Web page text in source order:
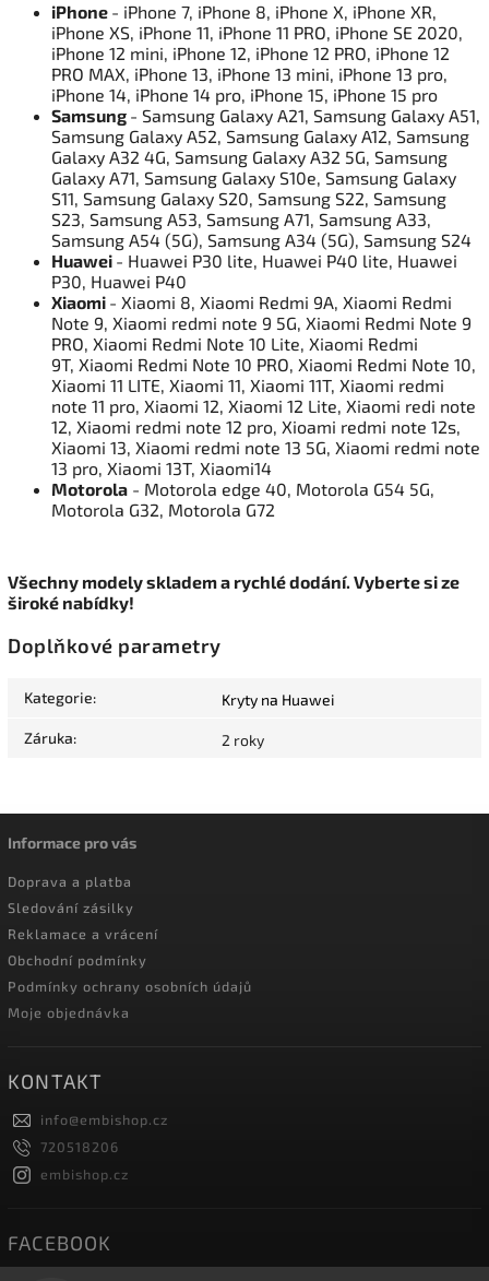
iPhone - iPhone 7, iPhone 8, iPhone X, iPhone XR,
iPhone XS, iPhone 11, iPhone 11 PRO, iPhone SE 2020,
iPhone 12 mini, iPhone 12, iPhone 12 PRO, iPhone 12
PRO MAX, iPhone 13, iPhone 13 mini, iPhone 13 pro,
iPhone 14, iPhone 14 pro, iPhone 15, iPhone 15 pro
Samsung - Samsung Galaxy A21, Samsung Galaxy A51,
Samsung Galaxy A52, Samsung Galaxy A12, Samsung
Galaxy A32 4G, Samsung Galaxy A32 5G, Samsung
Galaxy A71, Samsung Galaxy S10e, Samsung Galaxy
S11, Samsung Galaxy S20, Samsung S22, Samsung
S23, Samsung A53, Samsung A71, Samsung A33,
Samsung A54 (5G), Samsung A34 (5G), Samsung S24
Huawei - Huawei P30 lite, Huawei P40 lite, Huawei
P30, Huawei P40
Xiaomi - Xiaomi 8, Xiaomi Redmi 9A, Xiaomi Redmi
Note 9, Xiaomi redmi note 9 5G, Xiaomi Redmi Note 9
PRO, Xiaomi Redmi Note 10 Lite, Xiaomi Redmi
9T, Xiaomi Redmi Note 10 PRO, Xiaomi Redmi Note 10,
Xiaomi 11 LITE, Xiaomi 11, Xiaomi 11T, Xiaomi redmi
note 11 pro, Xiaomi 12, Xiaomi 12 Lite, Xiaomi redi note
12, Xiaomi redmi note 12 pro, Xioami redmi note 12s,
Xiaomi 13, Xiaomi redmi note 13 5G, Xiaomi redmi note
13 pro, Xiaomi 13T, Xiaomi14
Motorola - Motorola edge 40, Motorola G54 5G,
Motorola G32, Motorola G72
Všechny modely skladem a rychlé dodání. Vyberte si ze
široké nabídky!
Doplňkové parametry
Kategorie: Kryty na Huawei
Záruka: 2 roky
Informace pro vás
Doprava a platba
Sledování zásilky
Reklamace a vrácení
Obchodní podmínky
Podmínky ochrany osobních údajů
Moje objednávka
KONTAKT
info@embishop.cz
720518206
embishop.cz
FACEBOOK